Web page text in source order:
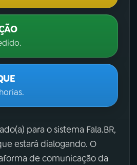
para o sistema Fala.BR,
estará dialogando. O
de comunicação da